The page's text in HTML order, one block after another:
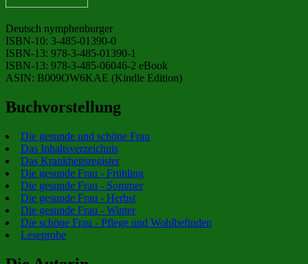
Deutsch nymphenburger
ISBN-10: 3-485-01390-0
ISBN-13: 978-3-485-01390-1
ISBN-13: 978-3-485-06046-2 eBook
ASIN: B009OW6KAE (Kindle Edition)
Buchvorstellung
Die gesunde und schöne Frau
Das Inhaltsverzeichnis
Das Krankheitsregister
Die gesunde Frau - Frühling
Die gesunde Frau - Sommer
Die gesunde Frau - Herbst
Die gesunde Frau - Winter
Die schöne Frau - Pflege und Wohlbefinden
Leseprobe